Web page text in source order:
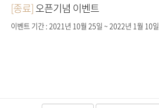
[종료]오픈기념 이벤트
이벤트 기간 : 2021년 10월 25일 ~ 2022년 1월 10일